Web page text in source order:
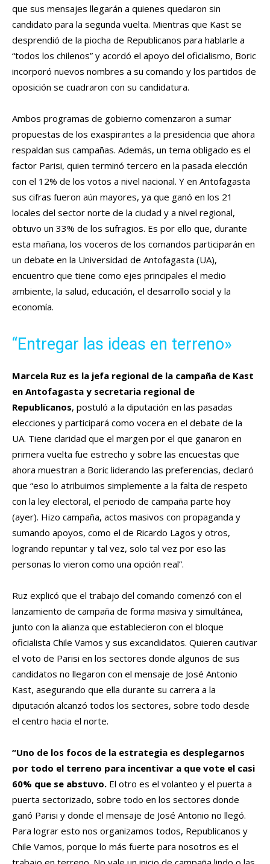
que sus mensajes llegarán a quienes quedaron sin
candidato para la segunda vuelta. Mientras que Kast se
desprendió de la piocha de Republicanos para hablarle a
“todos los chilenos” y acordó el apoyo del oficialismo, Boric
incorporó nuevos nombres a su comando y los partidos de
oposición se cuadraron con su candidatura.
Ambos programas de gobierno comenzaron a sumar
propuestas de los exaspirantes a la presidencia que ahora
respaldan sus campañas. Además, un tema obligado es el
factor Parisi, quien terminó tercero en la pasada elección
con el 12% de los votos a nivel nacional. Y en Antofagasta
sus cifras fueron aún mayores, ya que ganó en los 21
locales del sector norte de la ciudad y a nivel regional,
obtuvo un 33% de los sufragios. Es por ello que, durante
esta mañana, los voceros de los comandos participarán en
un debate en la Universidad de Antofagasta (UA),
encuentro que tiene como ejes principales el medio
ambiente, la salud, educación, el desarrollo social y la
economía.
“Entregar las ideas en terreno»
Marcela Ruz es la jefa regional de la campaña de Kast
en Antofagasta y secretaria regional de
Republicanos, postuló a la diputación en las pasadas
elecciones y participará como vocera en el debate de la
UA. Tiene claridad que el margen por el que ganaron en
primera vuelta fue estrecho y sobre las encuestas que
ahora muestran a Boric liderando las preferencias, declaró
que “eso lo atribuimos simplemente a la falta de respeto
con la ley electoral, el periodo de campaña parte hoy
(ayer). Hizo campaña, actos masivos con propaganda y
sumando apoyos, como el de Ricardo Lagos y otros,
logrando repuntar y tal vez, solo tal vez por eso las
personas lo vieron como una opción real”.
Ruz explicó que el trabajo del comando comenzó con el
lanzamiento de campaña de forma masiva y simultánea,
junto con la alianza que establecieron con el bloque
oficialista Chile Vamos y sus excandidatos. Quieren cautivar
el voto de Parisi en los sectores donde algunos de sus
candidatos no llegaron con el mensaje de José Antonio
Kast, asegurando que ella durante su carrera a la
diputación alcanzó todos los sectores, sobre todo desde
el centro hacia el norte.
“Uno de los focos de la estrategia es desplegarnos
por todo el terreno para incentivar a que vote el casi
60% que se abstuvo. El otro es el volanteo y el puerta a
puerta sectorizado, sobre todo en los sectores donde
ganó Parisi y donde el mensaje de José Antonio no llegó.
Para lograr esto nos organizamos todos, Republicanos y
Chile Vamos, porque lo más fuerte para nosotros es el